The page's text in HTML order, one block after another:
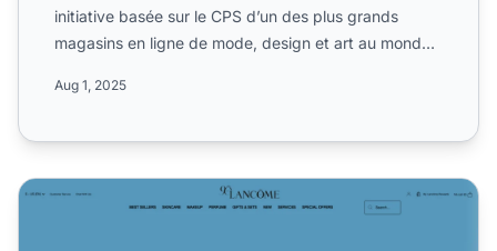
initiative basée sur le CPS d’un des plus grands
magasins en ligne de mode, design et art au monde.
Aug 1, 2025
Programme d'affiliation Lancôme